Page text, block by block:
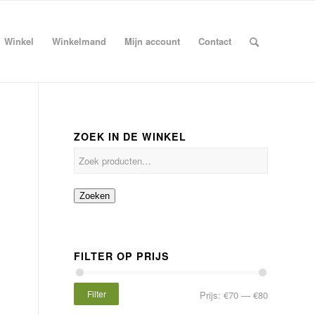
Winkel Winkelmand Mijn account Contact
ZOEK IN DE WINKEL
Zoeken
FILTER OP PRIJS
Filter Prijs: €70 — €80